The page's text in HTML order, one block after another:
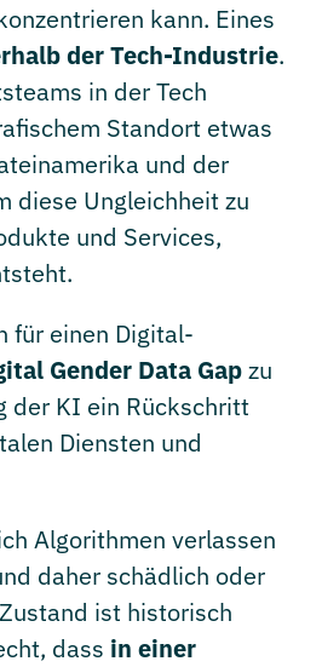
kann. Eines
der Tech-Industrie.
in der Tech
Standort etwas
und der
diese Ungleichheit zu
und Services,
für einen Digital-
Gender Data Gapzu
der KI ein Rückschritt
Diensten und
Algorithmen verlassen
daher schädlich oder
ist historisch
dass in einer